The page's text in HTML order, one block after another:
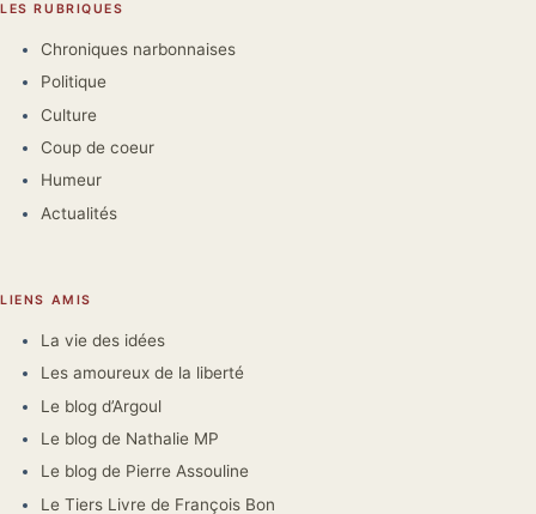
LES RUBRIQUES
Chroniques narbonnaises
Politique
Culture
Coup de coeur
Humeur
Actualités
LIENS AMIS
La vie des idées
Les amoureux de la liberté
Le blog d’Argoul
Le blog de Nathalie MP
Le blog de Pierre Assouline
Le Tiers Livre de François Bon